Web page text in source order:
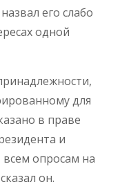
его слабо
одной
для
в праве
и
опросам на
он.